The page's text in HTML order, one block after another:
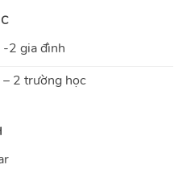
-2 gia đình
2 trường học